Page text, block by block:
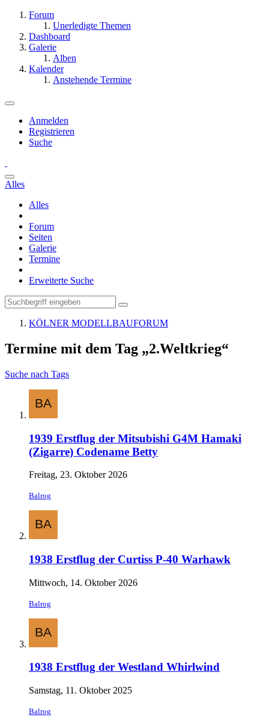
Forum
Unerledigte Themen
Dashboard
Galerie
Alben
Kalender
Anstehende Termine
Anmelden
Registrieren
Suche
Alles
Alles
Forum
Seiten
Galerie
Termine
Erweiterte Suche
KÖLNER MODELLBAUFORUM
Termine mit dem Tag „2.Weltkrieg“
Suche nach Tags
1939 Erstflug der Mitsubishi G4M Hamaki
(Zigarre) Codename Betty
Freitag, 23. Oktober 2026
Balrog
1938 Erstflug der Curtiss P-40 Warhawk
Mittwoch, 14. Oktober 2026
Balrog
1938 Erstflug der Westland Whirlwind
Samstag, 11. Oktober 2025
Balrog